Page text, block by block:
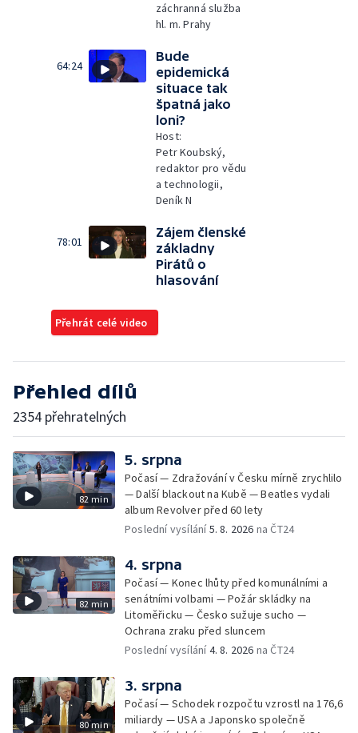
záchranná služba
hl. m. Prahy
64:24
Bude
epidemická
situace tak
špatná jako
loni?
Host:
Petr Koubský,
redaktor pro vědu
a technologii,
Deník N
78:01
Zájem členské
základny
Pirátů o
hlasování
Přehrát celé video
Přehled dílů
2354 přehratelných
82 min
5. srpna
Počasí — Zdražování v Česku mírně zrychlilo
— Další blackout na Kubě — Beatles vydali
album Revolver před 60 lety
Poslední vysílání5. 8. 2026 na ČT24
82 min
4. srpna
Počasí — Konec lhůty před komunálními a
senátními volbami — Požár skládky na
Litoměřicku — Česko sužuje sucho —
Ochrana zraku před sluncem
Poslední vysílání4. 8. 2026 na ČT24
80 min
3. srpna
Počasí — Schodek rozpočtu vzrostl na 176,6
miliardy — USA a Japonsko společně